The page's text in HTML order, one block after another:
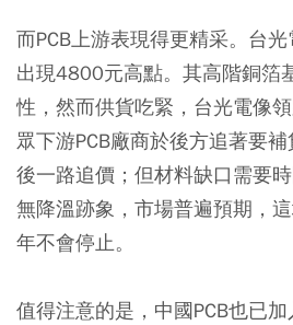
而PCB上游表現得更精采。台
出現4800元高點。其高階銅箔
性，然而供貨吃緊，台光電像
眾下游PCB廠商於後方追著要
後一路追價；但材料缺口需要
無降溫跡象，市場普遍預期，
年不會停止。
值得注意的是，中國PCB也已